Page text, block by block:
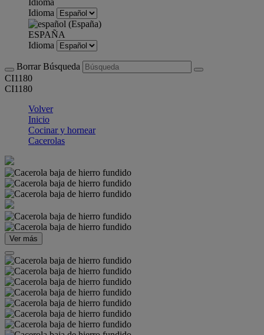
Idioma
Idioma
ESPAÑA
Idioma
Borrar Búsqueda
CI1180
CI1180
Volver
Inicio
Cocinar y hornear
Cacerolas
Ver más